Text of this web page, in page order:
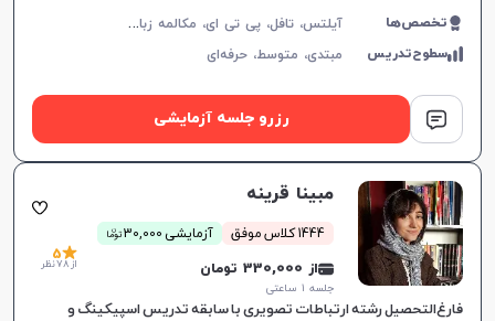
تمامی سطوح و اهداف آموزشی.
تخصص‌ها آ
یلتس، تافل، پی تی ای، مکالمه زبان انگلیسی، گرامر زبان انگلیسی، زبان انگلیسی تجاری، زبان انگلیسی آمریکایی، زبان انگلیسی کنکور ارشد، زبان انگلیسی کنکور دکتری، زبان انگلیسی نهم دبیرستان، زبان انگلیسی دهم دبیرستان، زبان انگلیسی یازدهم دبیرستان، زبان انگلیسی دوازدهم دبیرستان، دولینگو، OET
سطوح‌تدریس مبتدی، متوسط،حرفه‌ای
رزرو جلسه آزمایشی
مبینا قرینه
1444 کلاس موفق آزمایشی 30,000 توما
ن
از 330,000 تومان
جلسه ۱ ساعتی
5
از 78 نظر
فارغ‌التحصیل رشته ارتباطات تصویری با سابقه تدریس اسپیکینگ و